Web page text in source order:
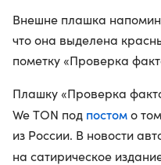
Внешне плашка
что она выделена
пометку «Проверка
Плашку «Проверка
We TON под постомо
из России. В новости
на сатирическое